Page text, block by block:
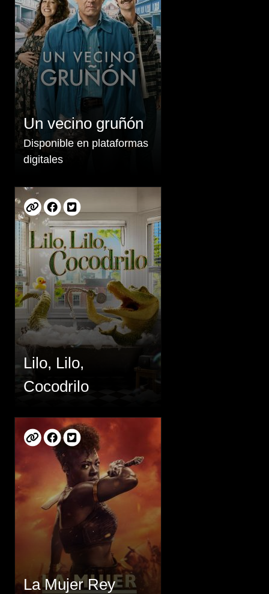
Un vecino gruñón
Disponible en plataformas
digitales
Lilo, Lilo,
Cocodrilo
La Mujer Rey